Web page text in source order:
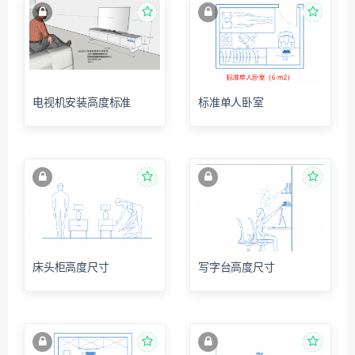
电视机安装高度标准 标准单人卧室
床头柜高度尺寸 写字台高度尺寸